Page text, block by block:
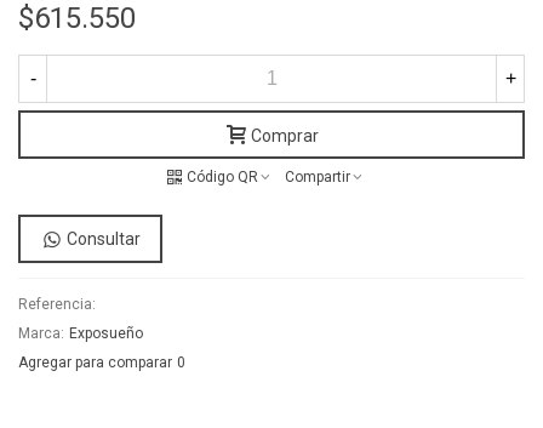
$615.550
- +
Comprar
Código QR Compartir
Consultar
Referencia:
Marca: Exposueño
Agregar para comparar 0